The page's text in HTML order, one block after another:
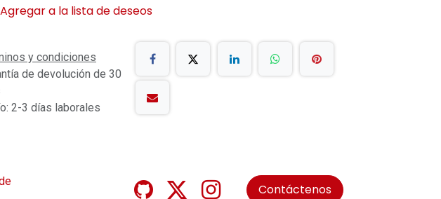
Agregar a la lista de deseos
y condiciones
de devolución de 30
2-3 días laborales
Contáctenos